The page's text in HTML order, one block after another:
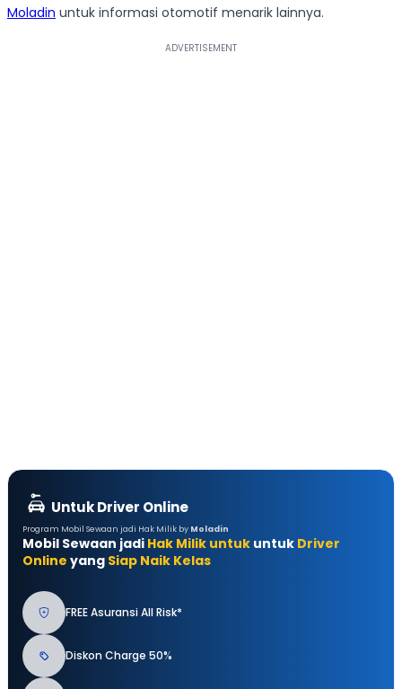
Moladin untuk informasi otomotif menarik lainnya.
Untuk Driver Online
Program Mobil Sewaan jadi Hak Milik by Moladin
Mobil Sewaan jadi Hak Milik untuk untuk Driver
Online yang Siap Naik Kelas
FREE Asuransi All Risk*
Diskon Charge 50%